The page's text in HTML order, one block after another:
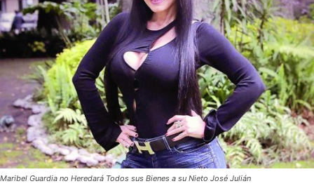
Maribel Guardia no Heredará Todos sus Bienes a su Nieto José Julián